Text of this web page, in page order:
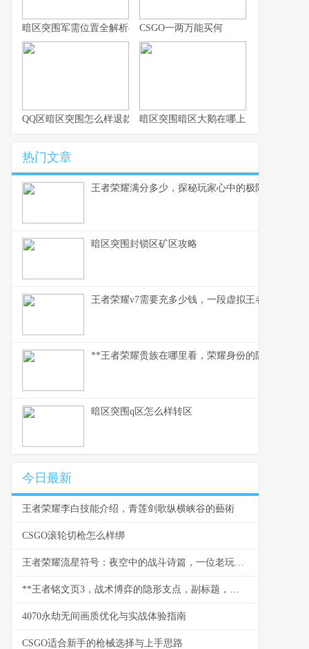
暗区突围军需位置全解析与实战思路CSGO一两万能买何
QQ区暗区突围怎么样退款 暗区突围暗区大鹅在哪上
热门文章
王者荣耀满分多少，探秘玩家心中的极限征途，
暗区突围封锁区矿区攻略
王者荣耀v7需要充多少钱，一段虚拟王者的现实刻
**王者荣耀贵族在哪里看，荣耀身份的隐秘印记与
暗区突围q区怎么样转区
今日最新
王者荣耀李白技能介绍，青莲剑歌纵横峡谷的藝術
CSGO滚轮切枪怎么样绑
王者荣耀流星符号：夜空中的战斗诗篇，一位老玩家的深情回望
**王者铭文页3，战术博弈的隐形支点，副标题，微调之间改写战局走向**
4070永劫无间画质优化与实战体验指南
CSGO适合新手的枪械选择与上手思路